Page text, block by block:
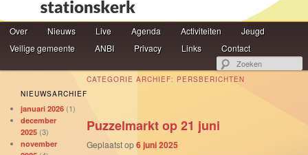
Hoofdmenu
Spring naar de primaire inhoud
Spring naar de secundaire inhoud
Over Nieuws Live Agenda Activiteiten
Jeugd
Veilige gemeente
ANBI Privacy Links Contact
NIEUWSARCHIEF
januari 2026 (1)
december
2025 (3)
november
CATEGORIE ARCHIEF: PERSBERICHTEN
Puzzelmarkt op 21 juni
Geplaatst op6 juni 2025